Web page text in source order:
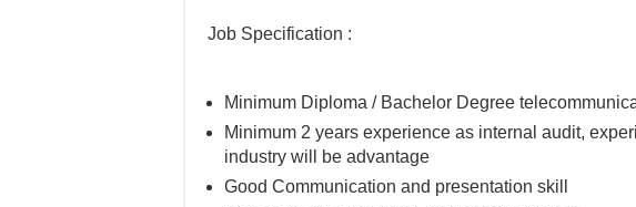
Job Specification :
Minimum Diploma / Bachelor Degree
Minimum 2 years experience as internal audit,
industry will be advantage
Good Communication and presentation skill